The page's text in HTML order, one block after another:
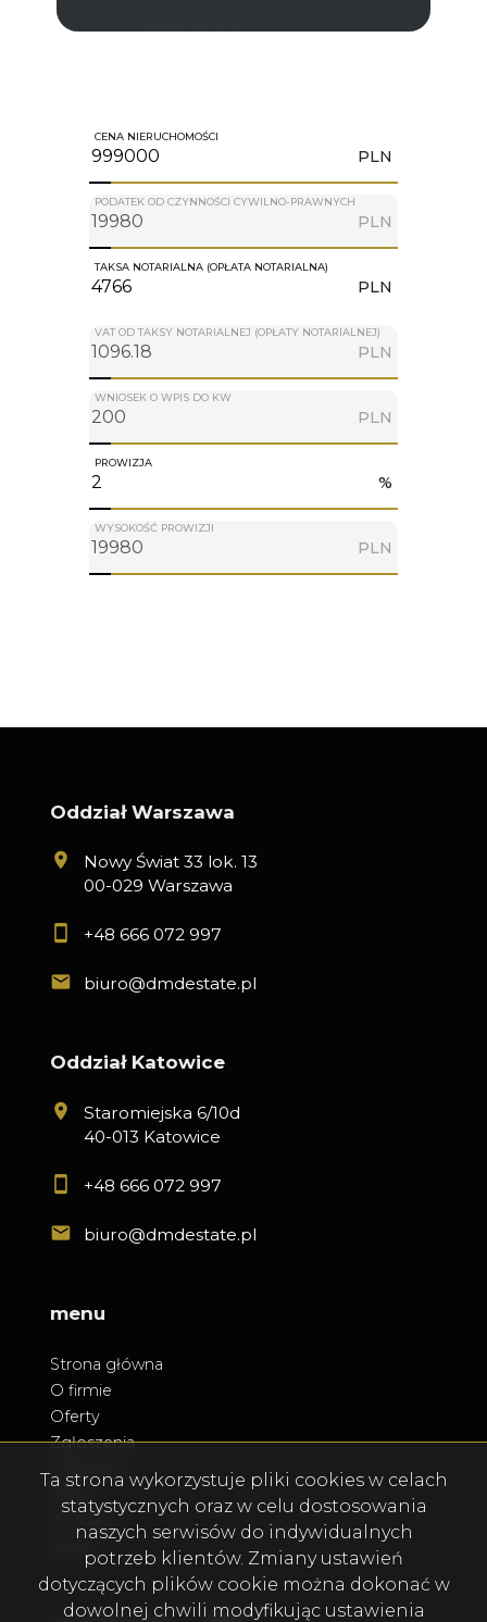
CENA NIERUCHOMOŚCI
PLN
PODATEK OD CZYNNOŚCI CYWILNO-PRAWNYCH
PLN
TAKSA NOTARIALNA (OPŁATA NOTARIALNA)
PLN
VAT OD TAKSY NOTARIALNEJ (OPŁATY NOTARIALNEJ)
PLN
WNIOSEK O WPIS DO KW
PLN
PROWIZJA
%
WYSOKOŚĆ PROWIZJI
PLN
Oddział Warszawa
Nowy Świat 33 lok. 13
00-029 Warszawa
+48 666 072 997
biuro@dmdestate.pl
Oddział Katowice
Staromiejska 6/10d
40-013 Katowice
+48 666 072 997
biuro@dmdestate.pl
menu
Strona główna
O firmie
Oferty
Zgłoszenia
Kontakt
Ta strona wykorzystuje pliki cookies w celach
statystycznych oraz w celu dostosowania
naszych serwisów do indywidualnych
potrzeb klientów. Zmiany ustawień
dotyczących plików cookie można dokonać w
dowolnej chwili modyfikując ustawienia